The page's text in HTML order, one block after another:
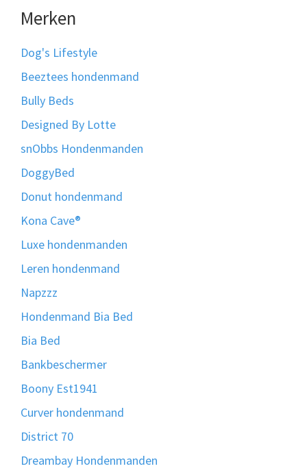
Merken
Dog's Lifestyle
Beeztees hondenmand
Bully Beds
Designed By Lotte
snObbs Hondenmanden
DoggyBed
Donut hondenmand
Kona Cave®
Luxe hondenmanden
Leren hondenmand
Napzzz
Hondenmand Bia Bed
Bia Bed
Bankbeschermer
Boony Est1941
Curver hondenmand
District 70
Dreambay Hondenmanden